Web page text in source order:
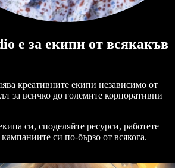
е за екипи от всякакъв
креативните екипи независимо от
за всичко до големите корпоративни
си, споделяйте ресурси, работете
си по-бързо от всякога.